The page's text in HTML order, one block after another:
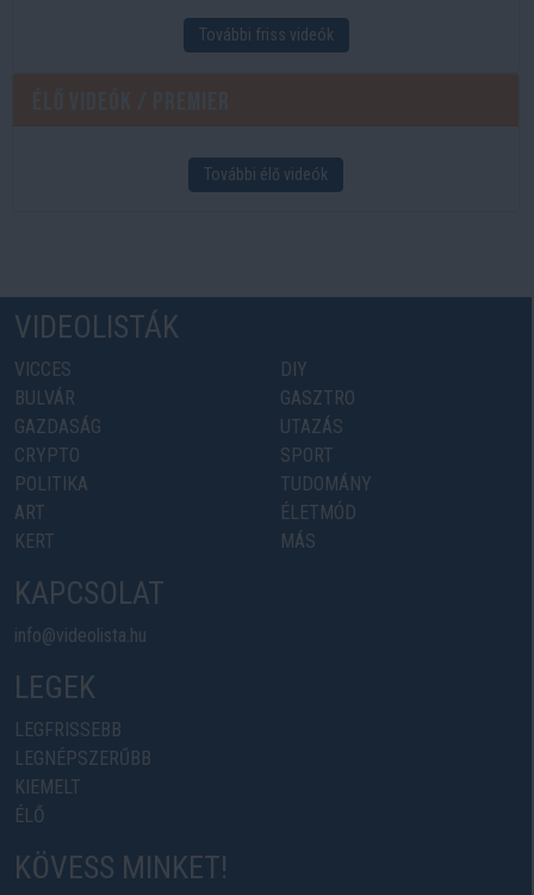
További friss videók
További élő videók
VIDEOLISTÁK
VICCES
BULVÁR
GAZDASÁG
CRYPTO
POLITIKA
ART
KERT
DIY
GASZTRO
UTAZÁS
SPORT
TUDOMÁNY
ÉLETMÓD
MÁS
KAPCSOLAT
info@videolista.hu
LEGEK
LEGFRISSEBB
LEGNÉPSZERŰBB
KIEMELT
ÉLŐ
KÖVESS MINKET!